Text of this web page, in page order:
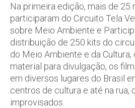
Na primeira edição, mais de 25
participaram do Circuito Tela
sobre Meio Ambiente e
distribuição de 250 kits do
do Meio Ambiente e da
material para divulgação, os
em diversos lugares do Brasil
centros de cultura e até na rua,
improvisados.